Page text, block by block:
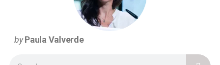
by Paula Valverde